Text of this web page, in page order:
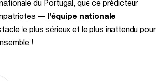
du Portugal, que ce prédicteur
—
l'équipe nationale
le plus sérieux et le plus inattendu pour
!